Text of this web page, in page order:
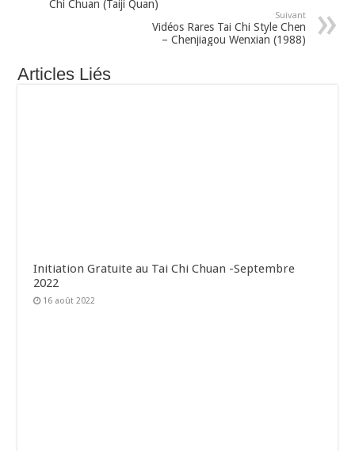
Chi Chuan (Taiji Quan)
Suivant
Vidéos Rares Tai Chi Style Chen
– Chenjiagou Wenxian (1988)
Articles Liés
Initiation Gratuite au Tai Chi Chuan -Septembre
2022
16 août 2022